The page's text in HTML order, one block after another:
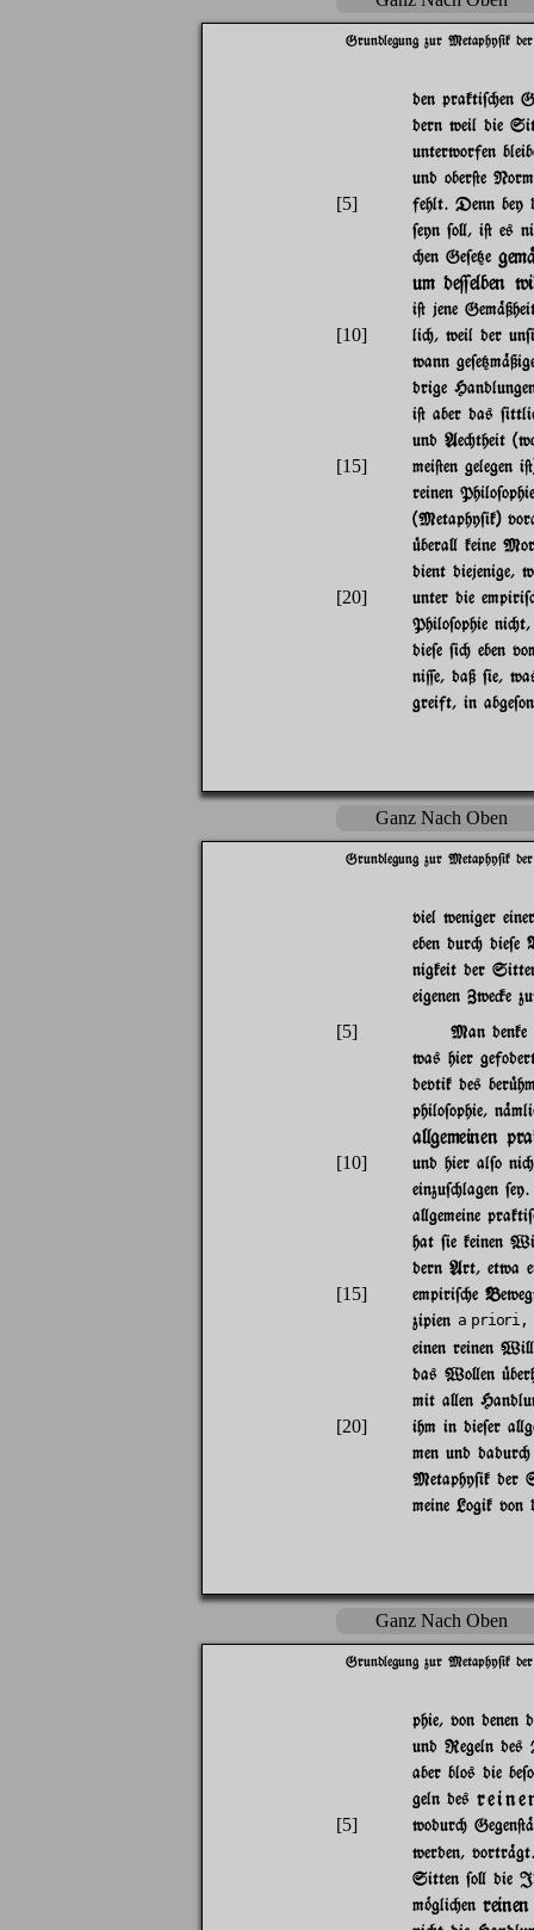
Grundlegung zur Metaphy$ik
den prakti$"en
dern weil die
unterworfen
und ober@e
[5]
fehlt. Denn bey
$eyn $o}, i@ es
"en Ge$e{e
um de=elben
i@ jene
[10]
li", weil der
wann
drige
i@ aber das
und Ae"theit
[15]
mei@en gelegen
reinen
(Metaphy$ik)
|bera} keine
dient diejenige,
[20]
unter die
Philo$ophie
die$e $i" eben
ni=e, daß $ie,
greift, in
Ganz Nach Oben
Grundlegung zur Metaphy$ik
viel weniger
eben dur" die$e
nigkeit der
eigenen Zwe#e
[5]
Man
was hier
devtik des
philo$ophie,
a}gemeinen
[10]
und hier al$o
einzu$"lagen
a}gemeine
hat $ie keinen
dern Art, etwa
[15]
empiri$"e
zipien a priori,
einen reinen
das Wo}en
mit a}en
[20]
ihm in die$er
men und
Metaphy$ik der
meine Logik von
Ganz Nach Oben
Grundlegung zur Metaphy$ik
phie, von denen
und Regeln des
aber blos die
geln des
[5]
wodur"
werden,
Sitten $o} die
m~gli"en reinen